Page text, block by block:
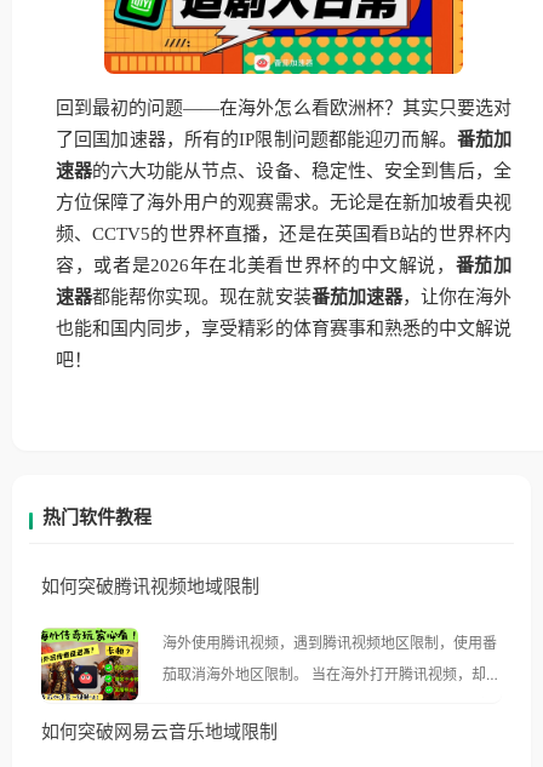
回到最初的问题——在海外怎么看欧洲杯？其实只要选对
了回国加速器，所有的IP限制问题都能迎刃而解。 番茄加
速器的六大功能从节点、设备、稳定性、安全到售后，全
方位保障了海外用户的观赛需求。无论是在新加坡看央视
频、CCTV5的世界杯直播，还是在英国看B站的世界杯内
容，或者是2026年在北美看世界杯的中文解说， 番茄加
速器都能帮你实现。现在就安装番茄加速器，让你在海外
也能和国内同步，享受精彩的体育赛事和熟悉的中文解说
吧！
热门软件教程
如何突破腾讯视频地域限制
海外使用腾讯视频，遇到腾讯视频地区限制，使用番
茄取消海外地区限制。 当在海外打开腾讯视频，却突
示语。 海外用户如香港、澳门、台湾、美国、加拿
如何突破网易云音乐地域限制